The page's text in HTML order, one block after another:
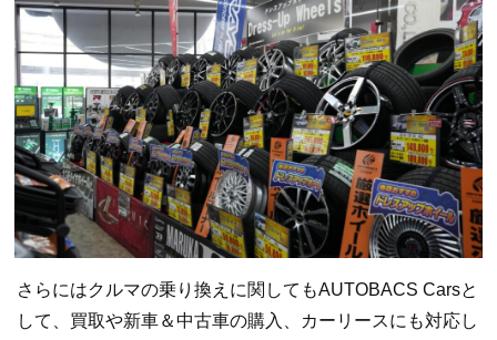
さらにはクルマの乗り換えに関してもAUTOBACS Carsと
して、買取や新車＆中古車の購入、カーリースにも対応し